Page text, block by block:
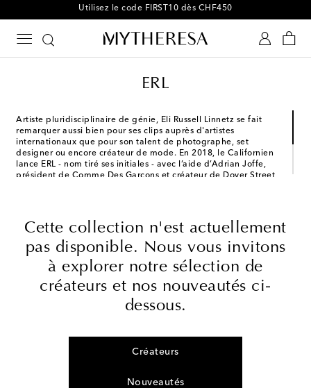
-10 % sur votre 1ʳᵉ commande parmi une sélection
ERL
Artiste pluridisciplinaire de génie, Eli Russell Linnetz se fait
remarquer aussi bien pour ses clips auprès d'artistes
internationaux que pour son talent de photographe, set
designer ou encore créateur de mode. En 2018, le Californien
lance ERL - nom tiré ses initiales - avec l’aide d’Adrian Joffe,
président de Comme Des Garçons et créateur de Dover Street
incontournables : doudounes, mailles, pantalons en velours
côtelé, t-shirts ou sweat-shirts.
Cette collection n'est actuellement
pas disponible. Nous vous invitons
à explorer notre sélection de
créateurs et nos nouveautés ci-
dessous.
Créateurs
Nouveautés